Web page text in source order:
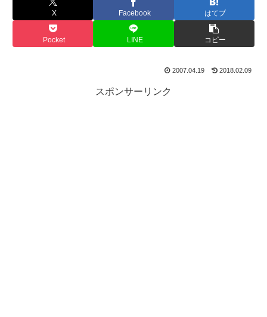
X Facebook はてブ
Pocket LINE コピー
2007.04.19 2018.02.09
スポンサーリンク